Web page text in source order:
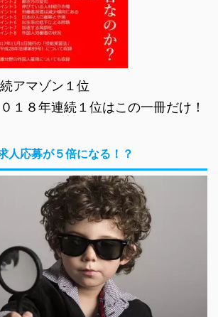
アマゾン１位
１８年連続１位はこの一冊だけ！
人応募が５倍になる！？